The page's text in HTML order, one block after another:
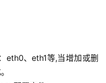
、eth1等,当增加或删